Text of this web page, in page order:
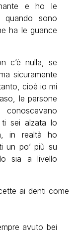
e ho le
quando sono
ha le guance
c’è nulla, se
sicuramente
cioè io mi
le persone
ti sei alzata lo
in realtà ho
un po’ più su
sia a livello
ai denti come
avuto bei